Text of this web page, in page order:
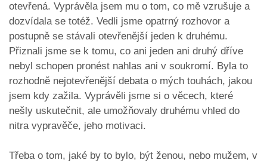
otevřená. Vyprávěla jsem mu o tom, co mě vzrušuje a
dozvídala se totéž. Vedli jsme opatrný rozhovor a
postupně se stávali otevřenější jeden k druhému.
Přiznali jsme se k tomu, co ani jeden ani druhý dříve
nebyl schopen pronést nahlas ani v soukromí. Byla to
rozhodně nejotevřenější debata o mých touhách, jakou
jsem kdy zažila. Vyprávěli jsme si o věcech, které
nešly uskutečnit, ale umožňovaly druhému vhled do
nitra vypravěče, jeho motivaci.
Třeba o tom, jaké by to bylo, být ženou, nebo mužem, v